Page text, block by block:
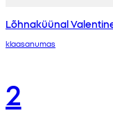
Lõhnaküünal
klaasanumas
2